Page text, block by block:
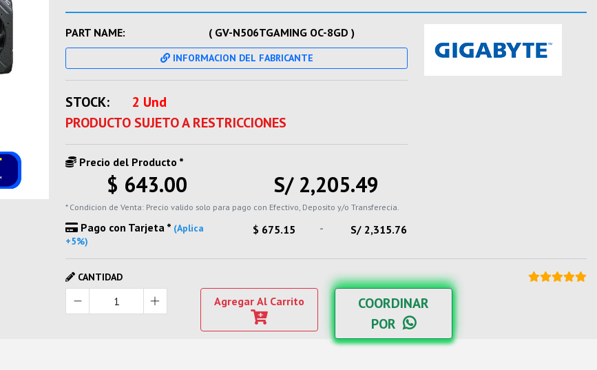
PART NAME: ( GV-N506TGAMING OC-8GD )
INFORMACION DEL FABRICANTE
STOCK:
2 Und
PRODUCTO SUJETO A RESTRICCIONES
Precio del Producto *
$ 643.00 S/ 2,205.49
* Condicion de Venta: Precio valido solo para pago con Efectivo, Deposito y/o Transferecia.
Pago con Tarjeta * (Aplica
+5%)
$ 675.15 - S/ 2,315.76
CANTIDAD
Agregar Al Carrito
COORDINAR
POR